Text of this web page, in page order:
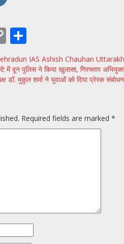
Copy
LinkIAS Ashish Chauhan
में दून पुलिस ने किया खुलासा, गिरफ्तार
मुकुल शर्मा ने युवाओं को दिया प्रेरक
Required fields are marked *